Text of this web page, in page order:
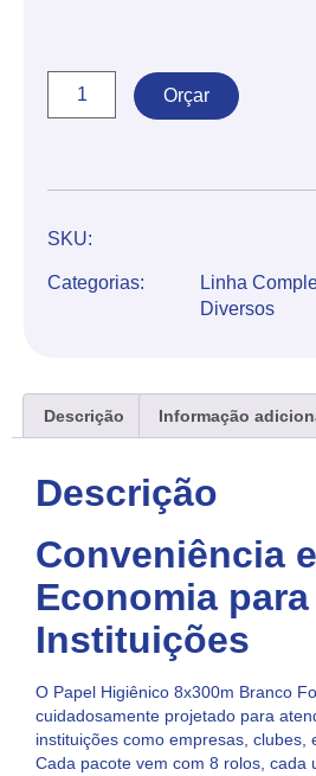
Orçar
SKU:
Categorias: Linha
Diversos
Descrição Informação
Descrição
Conveniência e
Economia
Instituições
O Papel Higiênico 8x300m Branco
cuidadosamente projetado para
instituições como empresas, clubes,
Cada pacote vem com 8 rolos, cada